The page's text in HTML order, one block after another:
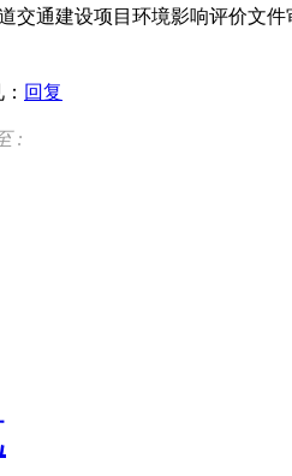
交通建设项目环境影响评价文
回复
: